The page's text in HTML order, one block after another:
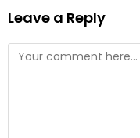
Leave a Reply